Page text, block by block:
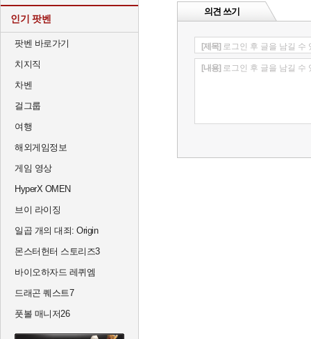
인기 팟벤
팟벤 바로가기
치지직
차벤
걸그룹
여행
해외게임정보
게임 영상
HyperX OMEN
브이 라이징
일곱 개의 대죄: Origin
몬스터헌터 스토리즈3
바이오하자드 레퀴엠
드래곤 퀘스트7
풋볼 매니저26
의견 쓰기
[제목] 로그인 후 글을 남길 수
[내용] 로그인 후 글을 남길 수